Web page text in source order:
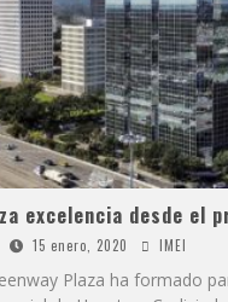
excelencia desde el
15 enero, 2020 IMEI
Plaza ha formado